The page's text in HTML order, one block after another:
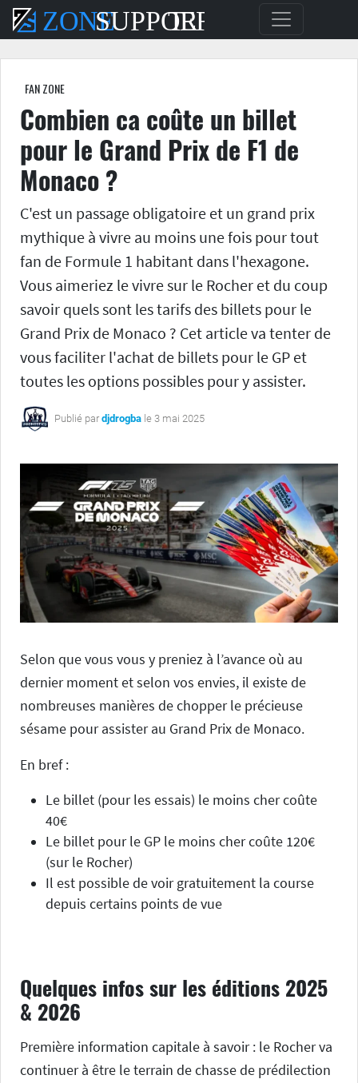
FAN ZONE
Combien ca coûte un billet
pour le Grand Prix de F1 de
Monaco ?
C'est un passage obligatoire et un grand prix
mythique à vivre au moins une fois pour tout
fan de Formule 1 habitant dans l'hexagone.
Vous aimeriez le vivre sur le Rocher et du coup
savoir quels sont les tarifs des billets pour le
Grand Prix de Monaco ? Cet article va tenter de
vous faciliter l'achat de billets pour le GP et
toutes les options possibles pour y assister.
Publié pardjdrogba le 3 mai 2025
Selon que vous vous y preniez à l’avance où au
dernier moment et selon vos envies, il existe de
nombreuses manières de chopper le précieuse
sésame pour assister au Grand Prix de Monaco.
En bref :
Le billet (pour les essais) le moins cher coûte
40€
Le billet pour le GP le moins cher coûte 120€
(sur le Rocher)
Il est possible de voir gratuitement la course
depuis certains points de vue
Quelques infos sur les éditions 2025
& 2026
Première information capitale à savoir : le Rocher va
continuer à être le terrain de chasse de prédilection